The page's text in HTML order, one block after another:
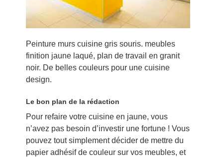
Peinture murs cuisine gris souris. meubles
finition jaune laqué, plan de travail en granit
noir. De belles couleurs pour une cuisine
design.
Le bon plan de la rédaction
Pour refaire votre cuisine en jaune, vous
n’avez pas besoin d’investir une fortune ! Vous
pouvez tout simplement décider de mettre du
papier adhésif de couleur sur vos meubles, et